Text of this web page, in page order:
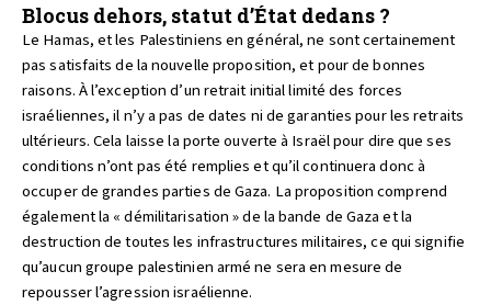
Blocus dehors, statut d’État dedans ?
Le Hamas, et les Palestiniens en général, ne sont certainement
pas satisfaits de la nouvelle proposition, et pour de bonnes
raisons. À l’exception d’un retrait initial limité des forces
israéliennes, il n’y a pas de dates ni de garanties pour les retraits
ultérieurs. Cela laisse la porte ouverte à Israël pour dire que ses
conditions n’ont pas été remplies et qu’il continuera donc à
occuper de grandes parties de Gaza. La proposition comprend
également la « démilitarisation » de la bande de Gaza et la
destruction de toutes les infrastructures militaires, ce qui signifie
qu’aucun groupe palestinien armé ne sera en mesure de
repousser l’agression israélienne.